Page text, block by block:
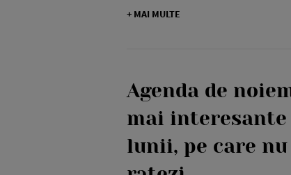
+ MAI MULTE
Agenda de
mai interesante
lunii, pe care